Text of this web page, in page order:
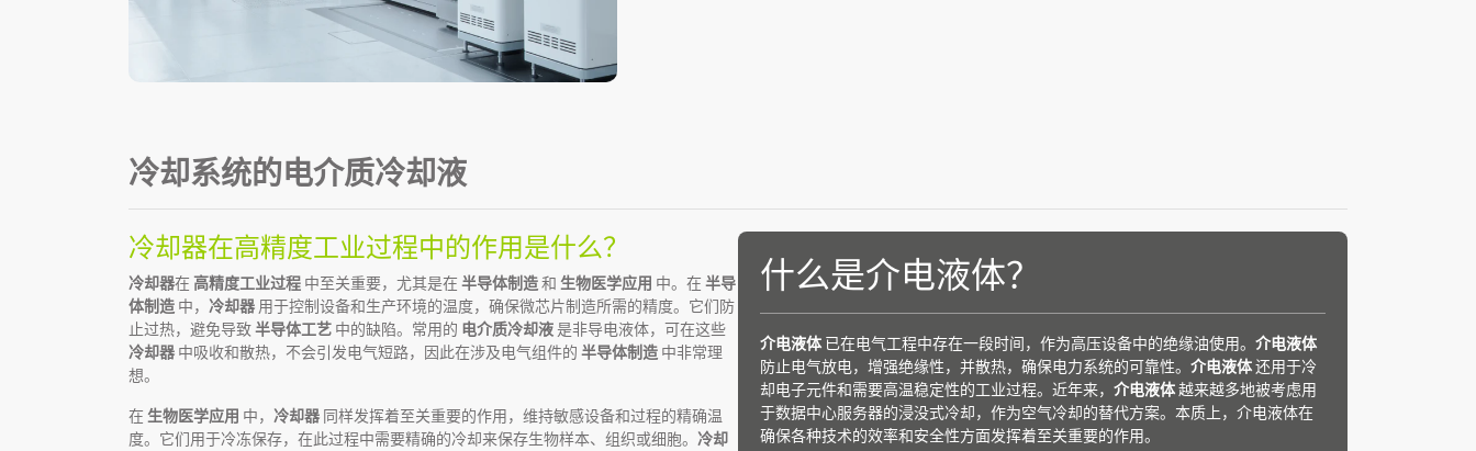
冷却系统的电介质冷却液
冷却器在高精度工业过程中的作用是什么？
冷却器在 高精度工业过程 中至关重要，尤其是在 半导体制造和 生物医学应用 中。在 半导
体制造 中， 冷却器 用于控制设备和生产环境的温度，确保微芯片制造所需的精度。它们防
止过热，避免导致半导体工艺 中的缺陷。常用的 电介质冷却液是非导电液体，可在这些
冷却器 中吸收和散热，不会引发电气短路，因此在涉及电气组件的 半导体制造 中非常理
想。
在 生物医学应用 中， 冷却器 同样发挥着至关重要的作用，维持敏感设备和过程的精确温
度。它们用于冷冻保存，在此过程中需要精确的冷却来保存生物样本、组织或细胞。 冷却
什么是介电液体？
介电液体 已在电气工程中存在一段时间，作为高压设备中的绝缘油使用。 介电液体
防止电气放电，增强绝缘性，并散热，确保电力系统的可靠性。 介电液体还用于冷
却电子元件和需要高温稳定性的工业过程。近年来， 介电液体越来越多地被考虑用
于数据中心服务器的浸没式冷却，作为空气冷却的替代方案。本质上，介电液体在
确保各种技术的效率和安全性方面发挥着至关重要的作用。